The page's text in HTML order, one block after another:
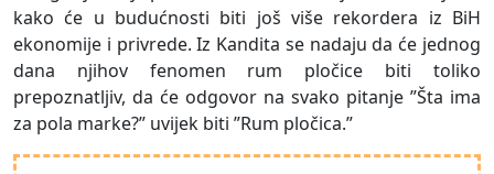
kako će u budućnosti biti još više rekordera iz BiH
ekonomije i privrede. Iz Kandita se nadaju da će jednog
dana njihov fenomen rum pločice biti toliko
prepoznatljiv, da će odgovor na svako pitanje ”Šta ima
za pola marke?” uvijek biti ”Rum pločica.”